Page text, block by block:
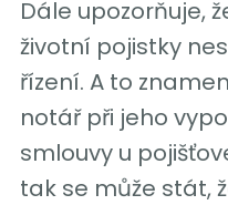
Dále upozorňuje,
životní pojistky
řízení. A to
notář při jeho
smlouvy u
tak se může stát,